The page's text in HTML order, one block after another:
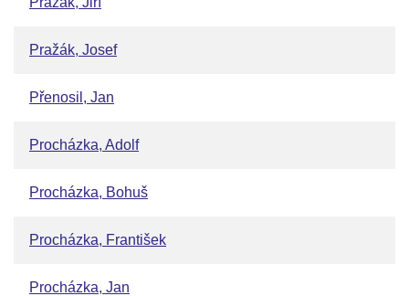
Pražák, Josef
Přenosil, Jan
Procházka, Adolf
Procházka, Bohuš
Procházka, František
Procházka, Jan